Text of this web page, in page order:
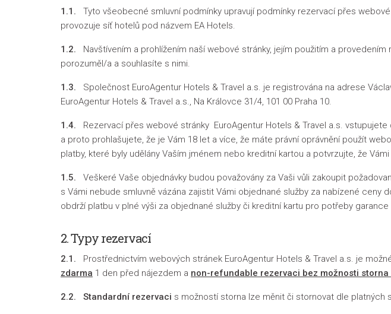
1.1. Tyto všeobecné smluvní podmínky upravují podmínky rezervací přes
provozuje síť hotelů pod názvem EA Hotels.
1.2.
Navštívením a prohlížením naší webové stránky, jejím použitím a
porozuměl/a a souhlasíte s nimi.
1.3. Společnost EuroAgentur Hotels & Travel a.s. je registrována na adrese
EuroAgentur Hotels & Travel a.s., Na Královce 31/4, 101 00 Praha 10.
1.4.
Rezervací přes webové stránky EuroAgentur Hotels & Travel a.s.
a proto prohlašujete, že je Vám 18 let a více, že máte právní oprávnění použít
platby, které byly udělány Vaším jménem nebo kreditní kartou a potvrzujte, že
1.5.
Veškeré Vaše objednávky budou považovány za Vaši vůli zakoupit
s Vámi nebude smluvně vázána zajistit Vámi objednané služby za nabízené
obdrží platbu v plné výši za objednané služby či kreditní kartu pro potřeby garance
2. Typy rezervací
2.1. Prostřednictvím webových stránek EuroAgentur Hotels & Travel a.s. je
zdarma 1 den před nájezdem a non-refundable rezervaci bez možnosti storna
2.2. Standardní rezervaci s možností storna lze měnit či stornovat dle